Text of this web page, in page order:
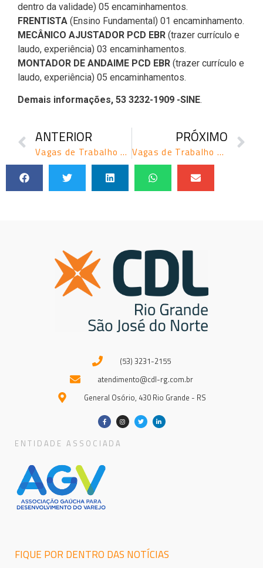
dentro da validade) 05 encaminhamentos.
FRENTISTA (Ensino Fundamental) 01 encaminhamento.
MECÂNICO AJUSTADOR PCD EBR (trazer currículo e
laudo, experiência) 03 encaminhamentos.
MONTADOR DE ANDAIME PCD EBR (trazer currículo e
laudo, experiência) 05 encaminhamentos.
Demais informações, 53 3232-1909 -SINE.
ANTERIOR
Vagas de Trabalho Sine – Dia 30/05/2023
PRÓXIMO
Vagas de Trabalho Sine – Dia 01/06/2023
(53) 3231-2155
atendimento@cdl-rg.com.br
General Osório, 430 Rio Grande - RS
ENTIDADE ASSOCIADA
FIQUE POR DENTRO DAS NOTÍCIAS